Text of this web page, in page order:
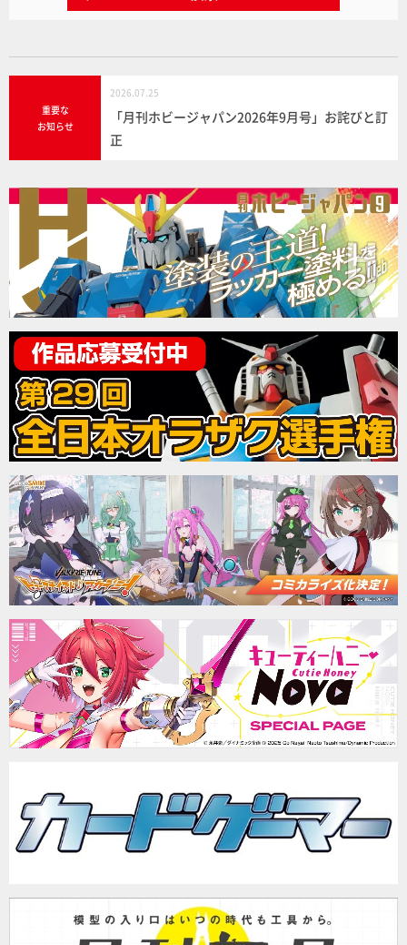
重要な
お知らせ
2026.07.25
「月刊ホビージャパン2026年9月号」お詫びと訂
正